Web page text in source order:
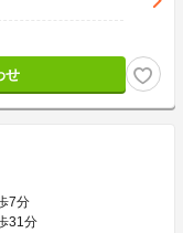
せ
7分
31分